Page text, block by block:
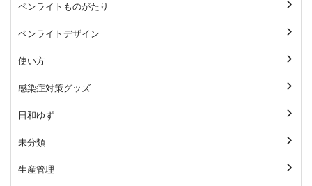
ペンライトものがたり
ペンライトデザイン
使い方
感染症対策グッズ
日和ゆず
未分類
生産管理